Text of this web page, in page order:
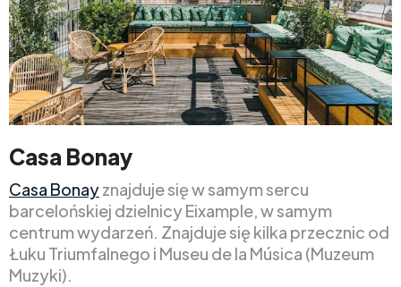
Casa Bonay
Casa Bonayznajduje się w samym sercu
barcelońskiej dzielnicy Eixample, w samym
centrum wydarzeń. Znajduje się kilka przecznic od
Łuku Triumfalnego i Museu de la Música (Muzeum
Muzyki).